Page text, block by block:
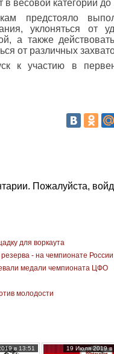
в весовой категории до
предстояло
уклоняться от
а также
от различных
к участию в
Пожалуйста,
для воркаута
- на чемпионате России
медали чемпионата ЦФО
молодости
в 13:51 19 Июля 2019 в